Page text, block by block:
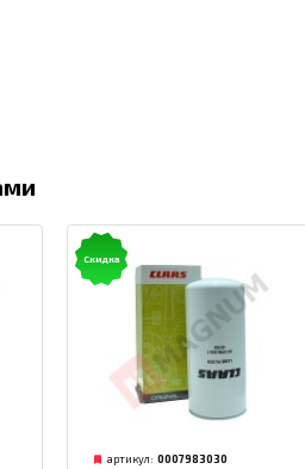
Скидка
артикул: 0007983030